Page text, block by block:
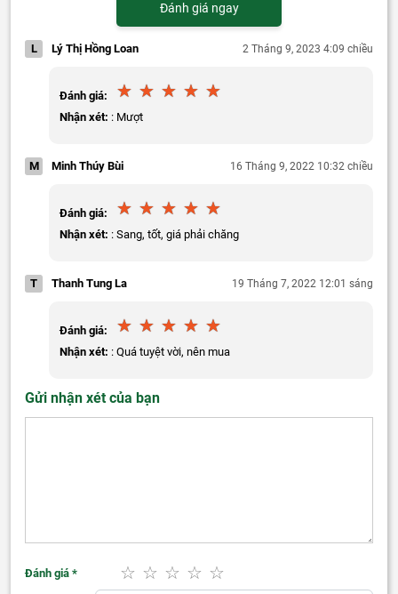
Đánh giá ngay
L Lý Thị Hồng Loan 2 Tháng 9, 2023 4:09 chiều
Đánh giá:
Nhận xét: : Mượt
M Minh Thúy Bùi 16 Tháng 9, 2022 10:32 chiều
Đánh giá:
Nhận xét: : Sang, tốt, giá phải chăng
T Thanh Tung La 19 Tháng 7, 2022 12:01 sáng
Đánh giá:
Nhận xét: : Quá tuyệt vời, nên mua
Gửi nhận xét của bạn
Đánh giá *